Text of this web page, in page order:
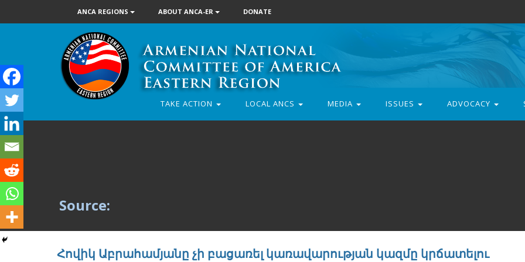
ANCA REGIONS ABOUT ANCA-ER DONATE
TAKE ACTION LOCAL ANCS MEDIA ISSUES ADVOCACY
Source:
Հովիկ Աբրահամյանը չի բացառել կառավարության կազմը կրճատելու